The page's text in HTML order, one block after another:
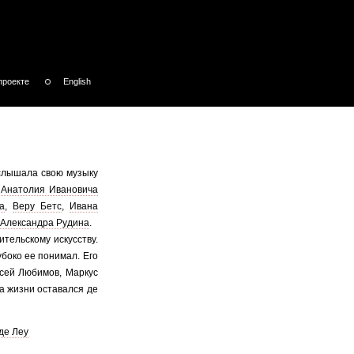
English
свою музыку
Анатолия Ивановича
, Веру Бетс,
Ивана
Александра Рудина.
искусству.
ее понимал. Его
Любимов, Маркус
жизни оставался де
Леу